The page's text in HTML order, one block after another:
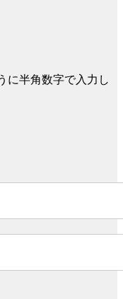
に半角数字で入力し